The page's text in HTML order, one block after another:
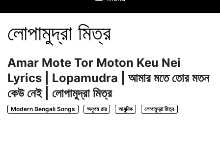
লোপামুদ্রা মিত্র
Amar Mote Tor Moton Keu Nei
Lyrics | Lopamudra | আমার মতে তোর মতন
কেউ নেই | লোপামুদ্রা মিত্র
Modern Bengali Songs অনুপম রায় আধুনিক লোপামুদ্রা মিত্র